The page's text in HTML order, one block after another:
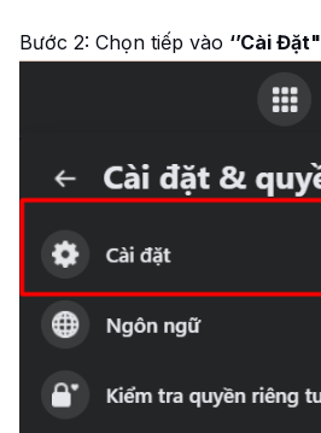
Bước 2: Chọn tiếp vào ‘’Cài Đặt"